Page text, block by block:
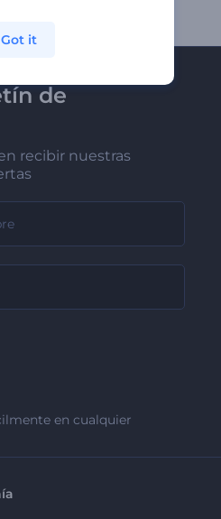
de
recibir nuestras
en cualquier
Got it